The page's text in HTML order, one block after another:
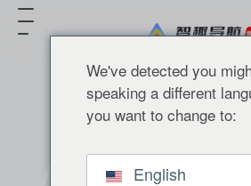
We've detected you
speaking a different
you want to change to:
English